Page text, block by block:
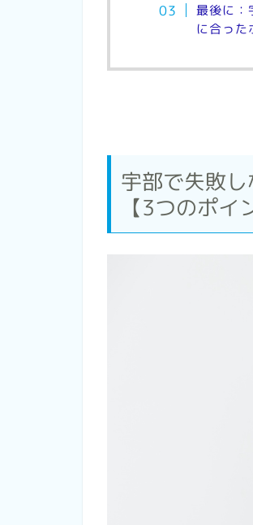
最後に：
に合った
宇部で失敗
【3つのポイ